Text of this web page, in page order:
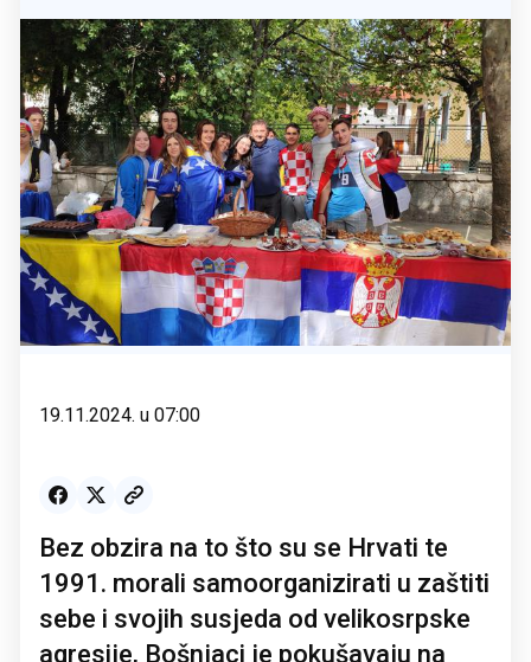
19.11.2024. u 07:00
Bez obzira na to što su se Hrvati te
1991. morali samoorganizirati u zaštiti
sebe i svojih susjeda od velikosrpske
agresije, Bošnjaci je pokušavaju na